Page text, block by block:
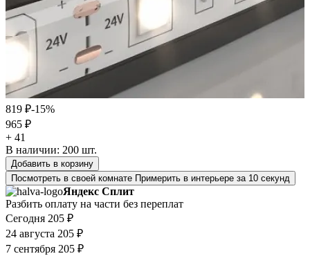
819 ₽-15%
965 ₽
+ 41
В наличии: 200 шт.
Добавить в корзину
Посмотреть в своей комнате Примерить в интерьере за 10 секунд
Яндекс Сплит
Разбить оплату на части без переплат
Сегодня 205 ₽
24 августа 205 ₽
7 сентября 205 ₽